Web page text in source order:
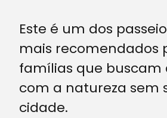
Este é um dos
mais recomendados
famílias que buscam
com a natureza sem
cidade.